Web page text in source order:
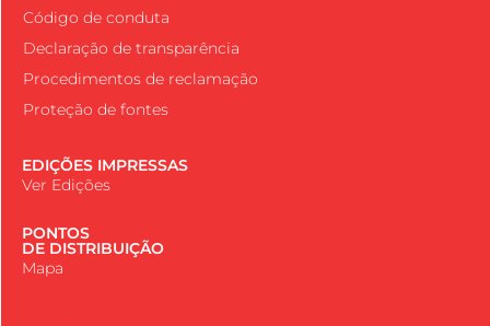
Código de conduta
Declaração de transparência
Procedimentos de reclamação
Proteção de fontes
EDIÇÕES IMPRESSAS
Ver Edições
PONTOS
DE DISTRIBUIÇÃO
Mapa